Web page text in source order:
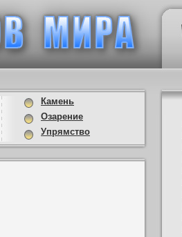
Камень
Озарение
Упрямство